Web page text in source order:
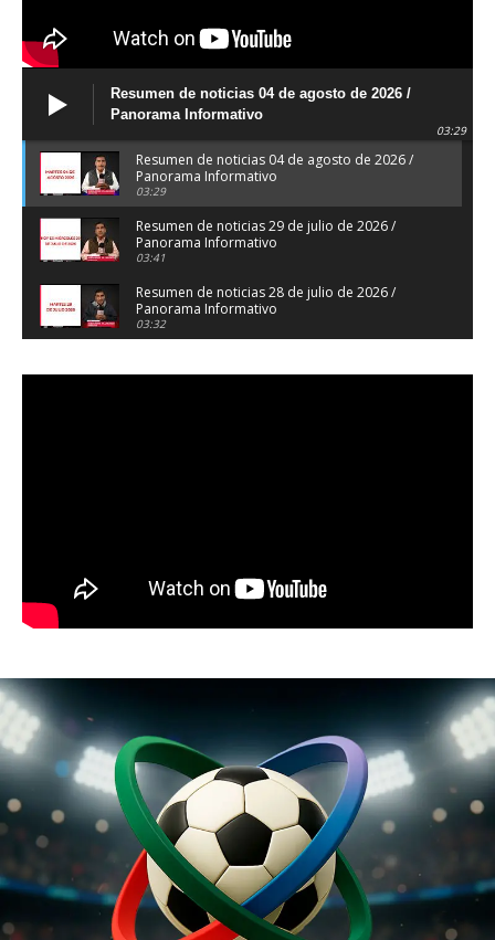
Resumen de noticias 04 de agosto de 2026 /
Panorama Informativo
03:29
Resumen de noticias 04 de agosto de 2026 /
Panorama Informativo
03:29
Resumen de noticias 29 de julio de 2026 /
Panorama Informativo
03:41
Resumen de noticias 28 de julio de 2026 /
Panorama Informativo
03:32
Panorama Informativo